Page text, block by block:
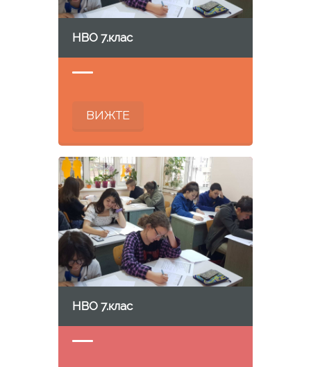
НВО 7.клас
ВИЖТЕ
НВО 7.клас